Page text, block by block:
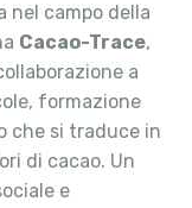
nel campo della
Cacao-Trace,
a
formazione
che si traduce in
di cacao. Un
e